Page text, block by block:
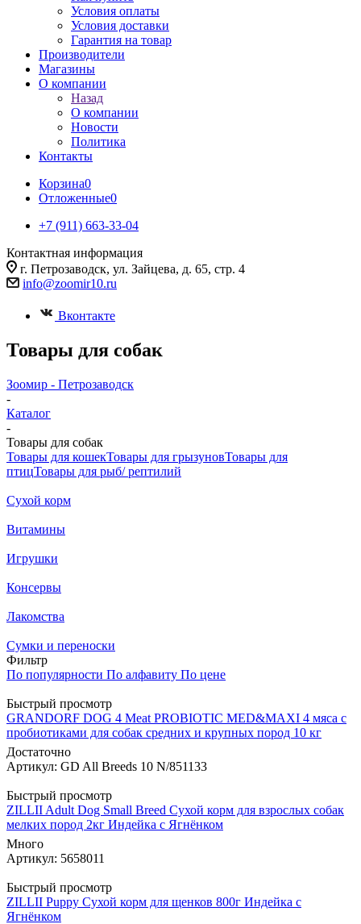
Условия оплаты
Условия доставки
Гарантия на товар
Производители
Магазины
О компании
Назад
О компании
Новости
Политика
Контакты
Корзина0
Отложенные0
+7 (911) 663-33-04
Контактная информация
г. Петрозаводск, ул. Зайцева, д. 65, стр. 4
info@zoomir10.ru
Вконтакте
Товары для собак
Зоомир - Петрозаводск
-
Каталог
-
Товары для собак
Товары для кошекТовары для грызуновТовары для
птицТовары для рыб/ рептилий
Cухой корм
Витамины
Игрушки
Консервы
Лакомства
Сумки и переноски
Фильтр
По популярности По алфавиту По цене
Быстрый просмотр
GRANDORF DOG 4 Meat PROBIOTIC MED&MAXI 4 мяса c
пробиотиками для cобак средних и крупных пород 10 кг
Достаточно
Артикул: GD All Breeds 10 N/851133
Быстрый просмотр
ZILLII Adult Dog Small Breed Сухой корм для взрослых собак
мелких пород 2кг Индейка с Ягнёнком
Много
Артикул: 5658011
Быстрый просмотр
ZILLII Puppy Сухой корм для щенков 800г Индейка с
Ягнёнком